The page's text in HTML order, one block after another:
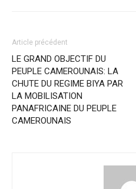
Article précédent
LE GRAND OBJECTIF DU
PEUPLE CAMEROUNAIS: LA
CHUTE DU REGIME BIYA PAR
LA MOBILISATION
PANAFRICAINE DU PEUPLE
CAMEROUNAIS